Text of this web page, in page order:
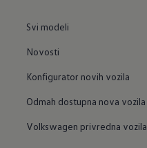
Svi modeli
Novosti
Konfigurator novih vozila
Odmah dostupna nova vozila
Volkswagen privredna vozila